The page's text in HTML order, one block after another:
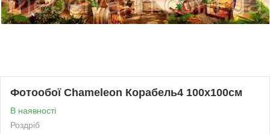
Фотообої Chameleon Корабель4 100х100см
В наявності
Роздріб